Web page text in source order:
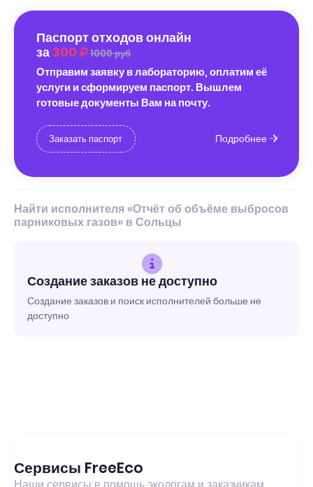
Паспорт отходов онлайн
за 300 1000 руб
Отправим заявку в лабораторию, оплатим её
услуги и сформируем паспорт. Вышлем
готовые документы Вам на почту.
Заказать паспорт Подробнее
Найти исполнителя «Отчёт об объёме выбросов
парниковых газов» в Сольцы
Создание заказов не доступно
Создание заказов и поиск исполнителей больше не
доступно
Сервисы FreeEco